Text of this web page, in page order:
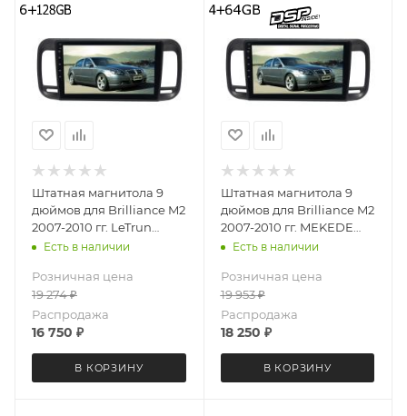
Штатная магнитола 9
дюймов для Brilliance M2
2007-2010 гг. LeTrun
4092-6494 Android 12
Есть в наличии
Розничная цена
19 274₽
Распродажа
16 750 ₽
В КОРЗИНУ
Штатная магнитола 9
дюймов для Brilliance M2
2007-2010 гг. MEKEDE
X20-W 4092-6829
ядер Unisoc 9863A DSP
Есть в наличии
Розничная цена
19 953₽
Распродажа
18 250 ₽
В КОРЗИНУ